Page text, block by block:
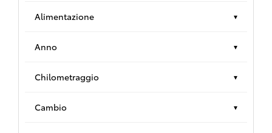
Alimentazione ▾
Anno ▾
Chilometraggio ▾
Cambio ▾